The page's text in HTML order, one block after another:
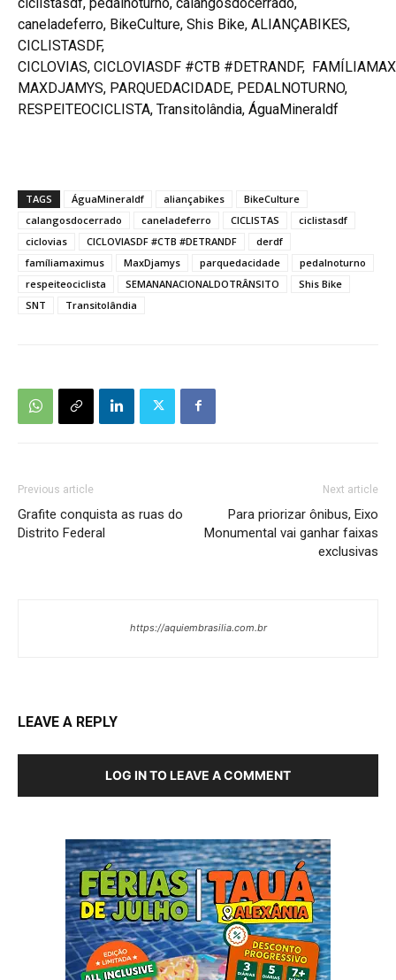
caneladeferro, BikeCulture, Shis Bike, ALIANÇABIKES,
CICLISTASDF,
CICLOVIAS, CICLOVIASDF #CTB #DETRANDF,
MAXDJAMYS, PARQUEDACIDADE, PEDALNOTURNO,
RESPEITEOCICLISTA, Transitolândia, ÁguaMineraldf
TAGS ÁguaMineraldf aliançabikes
BikeCulture
calangosdocerrado
caneladeferro CICLISTAS
ciclistasdf
ciclovias
CICLOVIASDF #CTB #DETRANDF
derdf
famíliamaximus
MaxDjamys parquedacidade
pedalnoturno
respeiteociclista
SEMANANACIONALDOTRÂNSITO
Shis Bike
SNT
Transitolândia
Previous article
Grafite conquista as ruas do
Distrito Federal
Next article
Para priorizar ônibus, Eixo
Monumental vai ganhar faixas
exclusivas
https://aquiembrasilia.com.br
LEAVE A REPLY
LOG IN TO LEAVE A COMMENT